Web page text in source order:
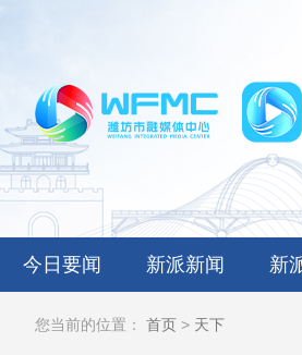
今日要闻 新派新闻 新
您当前的位置： 首页 > 天下